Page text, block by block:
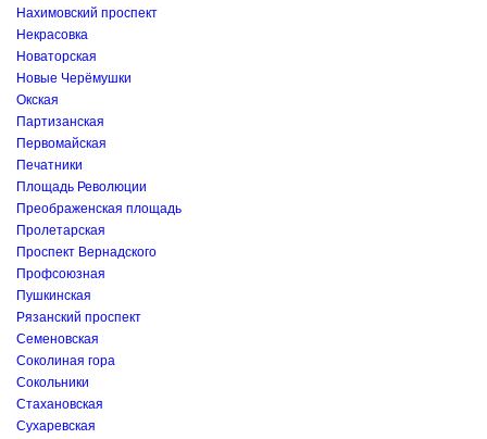
Нахимовский проспект
Некрасовка
Новаторская
Новые Черёмушки
Окская
Партизанская
Первомайская
Печатники
Площадь Революции
Преображенская площадь
Пролетарская
Проспект Вернадского
Профсоюзная
Пушкинская
Рязанский проспект
Семеновская
Соколиная гора
Сокольники
Стахановская
Сухаревская